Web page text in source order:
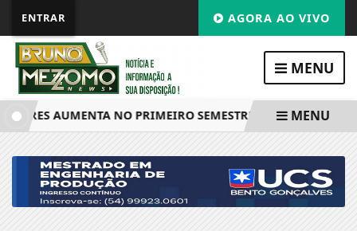
ENTRAR AGORA AO VIVO
MENU
AUMENTA NO PRIMEIRO SEMESTRE NO RSMENU